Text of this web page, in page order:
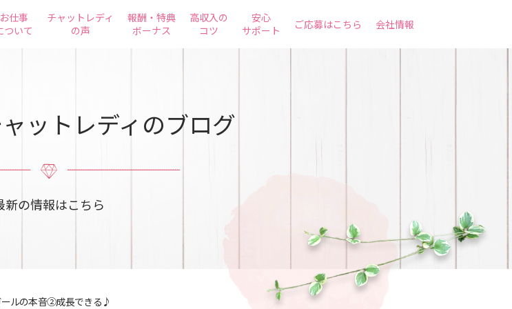
お仕事
ついて
チャットレディ
の声
報酬・特典
ボーナス
高収入の
コツ
安心
サポート
ご応募はこちら 会社情報
ットレディのブログ
新の情報はこちら
ルの本音②成長できる♪